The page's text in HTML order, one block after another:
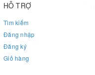
HỖ TRỢ
Tìm kiếm
Đăng nhập
Đăng ký
Giỏ hàng